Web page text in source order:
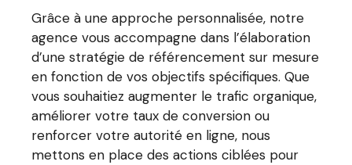
Grâce à une approche personnalisée, notre
agence vous accompagne dans l’élaboration
d’une stratégie de référencement sur mesure
en fonction de vos objectifs spécifiques. Que
vous souhaitiez augmenter le trafic organique,
améliorer votre taux de conversion ou
renforcer votre autorité en ligne, nous
mettons en place des actions ciblées pour